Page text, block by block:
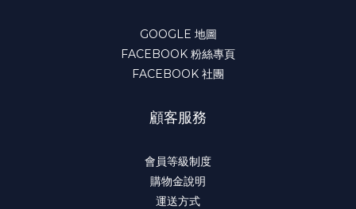
GOOGLE 地圖
FACEBOOK 粉絲專頁
FACEBOOK 社團
顧客服務
會員等級制度
購物金說明
運送方式